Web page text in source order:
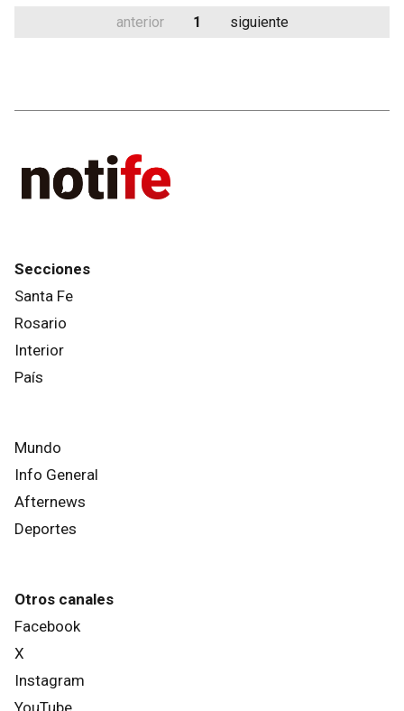
anterior 1 siguiente
Secciones
Santa Fe
Rosario
Interior
País
Mundo
Info General
Afternews
Deportes
Otros canales
Facebook
X
Instagram
YouTube